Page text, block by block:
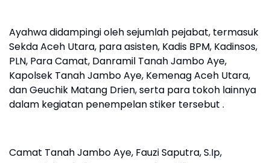
‎Ayahwa didampingi oleh sejumlah pejabat, termasuk
Sekda Aceh Utara, para asisten, Kadis BPM, Kadinsos,
PLN, Para Camat, Danramil Tanah Jambo Aye,
Kapolsek Tanah Jambo Aye, Kemenag Aceh Utara,
dan Geuchik Matang Drien, serta para tokoh lainnya
dalam kegiatan penempelan stiker tersebut .
‎Camat Tanah Jambo Aye, Fauzi Saputra, S.Ip,